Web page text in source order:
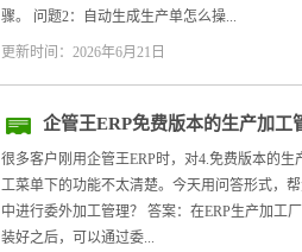
骤。 问题2：自动生成生产单怎么操...
更新时间：2026年6月21日
企管王ERP免费版本的生产加工
加工：常见问题解答
很多客户刚用企管王ERP时，对4.免费版本的
工菜单下的功能不太清楚。今天用问答形式，
中进行委外加工管理？ 答案：在ERP生产加工
装好之后，可以通过委...